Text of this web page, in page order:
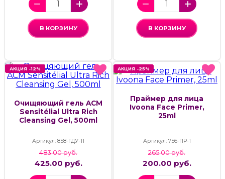
В КОРЗИНУ В КОРЗИНУ
АКЦИЯ -12%
Очищяющий гель ACM
Sensitélial Ultra Rich
Cleansing Gel, 500ml
Артикул: 858-ГДУ-11
АКЦИЯ -12%
483.00 руб.
425.00 руб.
АКЦИЯ -25%
Праймер для лица
Ivoona Face Primer,
25ml
Артикул: 756-ПР-1
АКЦИЯ -25%
265.00 руб.
200.00 руб.